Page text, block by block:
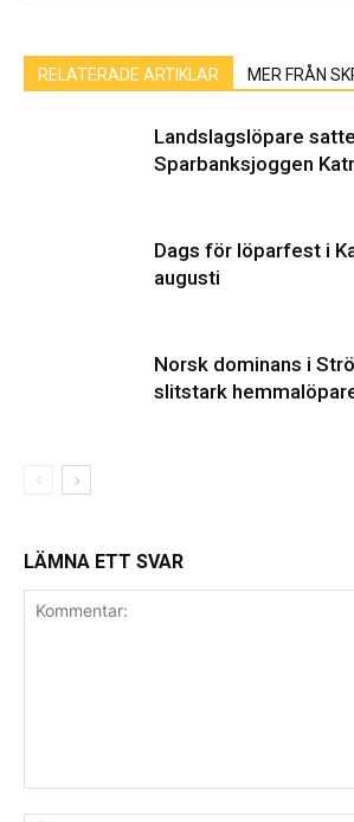
RELATERADE ARTIKLAR MER FRÅN
Landslagslöpare
Sparbanksjoggen
Dags för löparfest i
augusti
Norsk dominans i
slitstark
LÄMNA ETT SVAR